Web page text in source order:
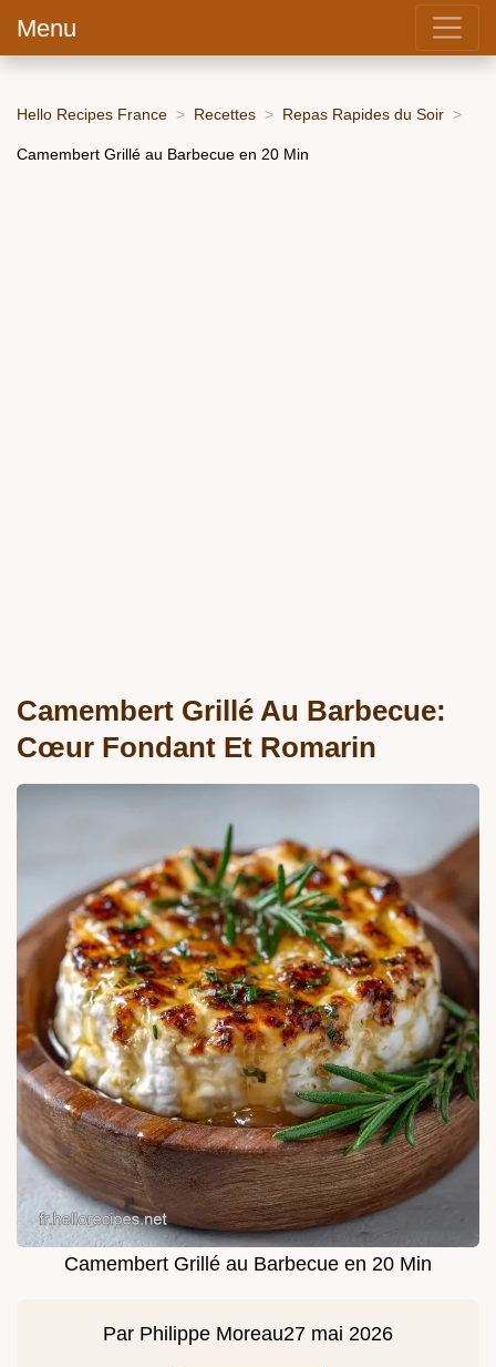
Menu
Hello Recipes France Recettes Repas Rapides du Soir
Camembert Grillé au Barbecue en 20 Min
Camembert Grillé Au Barbecue:
Cœur Fondant Et Romarin
Camembert Grillé au Barbecue en 20 Min
Par Philippe Moreau27 mai 2026